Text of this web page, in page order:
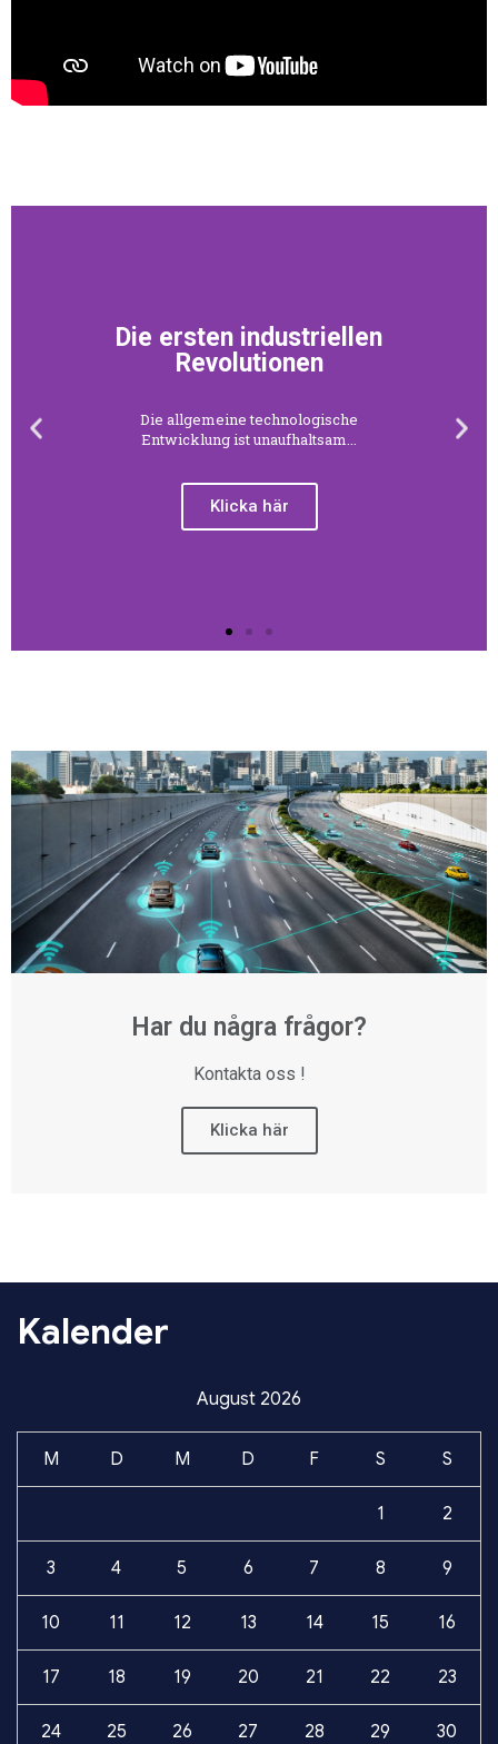
Die kleinsten Mini-
Rechner
bestanden...
Har du några frågor?
Kontakta oss !
Klicka här
Kalender
August 2026
M D M D F S S
1 2
3 4 5 6 7 8 9
10 11 12 13 14 15 16
17 18 19 20 21 22 23
24 25 26 27 28 29 30